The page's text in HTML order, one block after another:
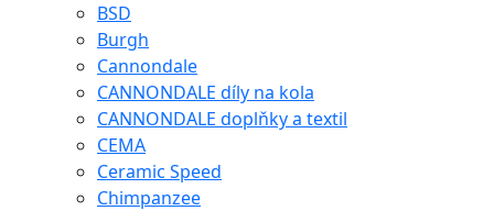
BSD
Burgh
Cannondale
CANNONDALE díly na kola
CANNONDALE doplňky a textil
CEMA
Ceramic Speed
Chimpanzee